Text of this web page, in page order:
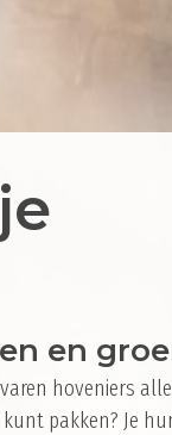
en
hoveniers alle
pakken? Je